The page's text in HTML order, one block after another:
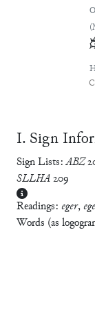
Ⅰ. Sign
Sign Lists: ABZ
SLLHA209
Readings: eger,
Words (as